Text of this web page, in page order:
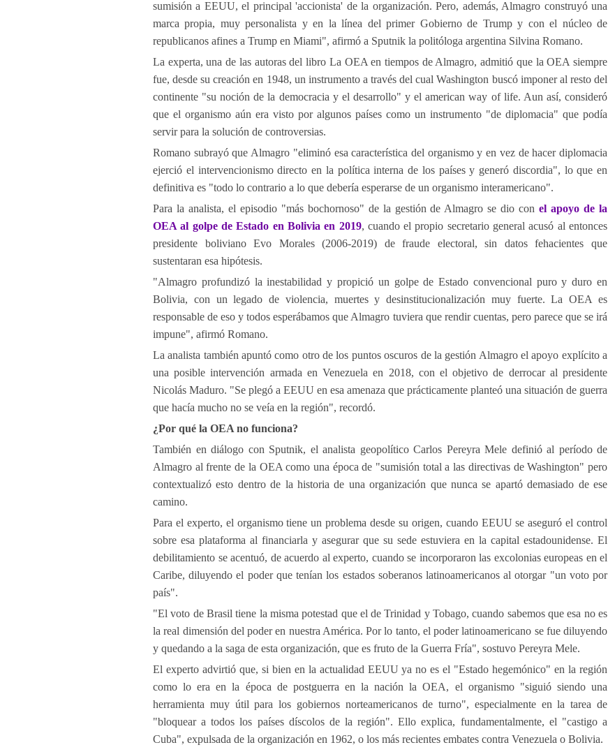
sumisión a EEUU, el principal 'accionista' de la organización. Pero, además, Almagro construyó una
marca propia, muy personalista y en la línea del primer Gobierno de Trump y con el núcleo de
republicanos afines a Trump en Miami", afirmó a Sputnik la politóloga argentina Silvina Romano.
La experta, una de las autoras del libro La OEA en tiempos de Almagro, admitió que la OEA siempre
fue, desde su creación en 1948, un instrumento a través del cual Washington buscó imponer al resto del
continente "su noción de la democracia y el desarrollo" y el american way of life. Aun así, consideró
que el organismo aún era visto por algunos países como un instrumento "de diplomacia" que podía
servir para la solución de controversias.
Romano subrayó que Almagro "eliminó esa característica del organismo y en vez de hacer diplomacia
ejerció el intervencionismo directo en la política interna de los países y generó discordia", lo que en
definitiva es "todo lo contrario a lo que debería esperarse de un organismo interamericano".
Para la analista, el episodio "más bochornoso" de la gestión de Almagro se dio conel apoyo de la
OEA al golpe de Estado en Bolivia en 2019, cuando el propio secretario general acusó al entonces
presidente boliviano Evo Morales (2006-2019) de fraude electoral, sin datos fehacientes que
sustentaran esa hipótesis.
"Almagro profundizó la inestabilidad y propició un golpe de Estado convencional puro y duro en
Bolivia, con un legado de violencia, muertes y desinstitucionalización muy fuerte. La OEA es
responsable de eso y todos esperábamos que Almagro tuviera que rendir cuentas, pero parece que se irá
impune", afirmó Romano.
La analista también apuntó como otro de los puntos oscuros de la gestión Almagro el apoyo explícito a
una posible intervención armada en Venezuela en 2018, con el objetivo de derrocar al presidente
Nicolás Maduro. "Se plegó a EEUU en esa amenaza que prácticamente planteó una situación de guerra
que hacía mucho no se veía en la región", recordó.
¿Por qué la OEA no funciona?
También en diálogo con Sputnik, el analista geopolítico Carlos Pereyra Mele definió al período de
Almagro al frente de la OEA como una época de "sumisión total a las directivas de Washington" pero
contextualizó esto dentro de la historia de una organización que nunca se apartó demasiado de ese
camino.
Para el experto, el organismo tiene un problema desde su origen, cuando EEUU se aseguró el control
sobre esa plataforma al financiarla y asegurar que su sede estuviera en la capital estadounidense. El
debilitamiento se acentuó, de acuerdo al experto, cuando se incorporaron las excolonias europeas en el
Caribe, diluyendo el poder que tenían los estados soberanos latinoamericanos al otorgar "un voto por
país".
"El voto de Brasil tiene la misma potestad que el de Trinidad y Tobago, cuando sabemos que esa no es
la real dimensión del poder en nuestra América. Por lo tanto, el poder latinoamericano se fue diluyendo
y quedando a la saga de esta organización, que es fruto de la Guerra Fría", sostuvo Pereyra Mele.
El experto advirtió que, si bien en la actualidad EEUU ya no es el "Estado hegemónico" en la región
como lo era en la época de postguerra en la nación la OEA, el organismo "siguió siendo una
herramienta muy útil para los gobiernos norteamericanos de turno", especialmente en la tarea de
"bloquear a todos los países díscolos de la región". Ello explica, fundamentalmente, el "castigo a
Cuba", expulsada de la organización en 1962, o los más recientes embates contra Venezuela o Bolivia.